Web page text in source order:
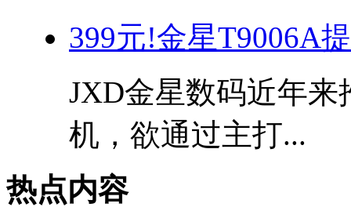
399元!金星T9006A
JXD金星数码近年
机，欲通过主打...
热点内容